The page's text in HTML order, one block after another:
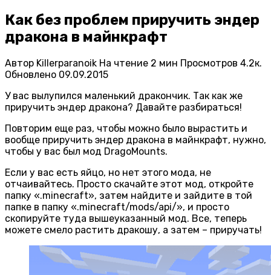
Как без проблем приручить эндер
дракона в майнкрафт
Автор Killerparanoik На чтение 2 мин Просмотров 4.2к.
Обновлено 09.09.2015
У вас вылупился маленький дракончик. Так как же
приручить эндер дракона? Давайте разбираться!
Повторим еще раз, чтобы можно было вырастить и
вообще приручить эндер дракона в майнкрафт, нужно,
чтобы у вас был мод DragoMounts.
Если у вас есть яйцо, но нет этого мода, не
отчаивайтесь. Просто скачайте этот мод, откройте
папку «.minecraft», затем найдите и зайдите в той
папке в папку «.minecraft/mods/api/», и просто
скопируйте туда вышеуказанный мод. Все, теперь
можете смело растить дракошу, а затем – приручать!